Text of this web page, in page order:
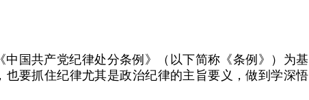
国共产党纪律处分条例》（以下简称《条例》）为基
要抓住纪律尤其是政治纪律的主旨要义，做到学深悟